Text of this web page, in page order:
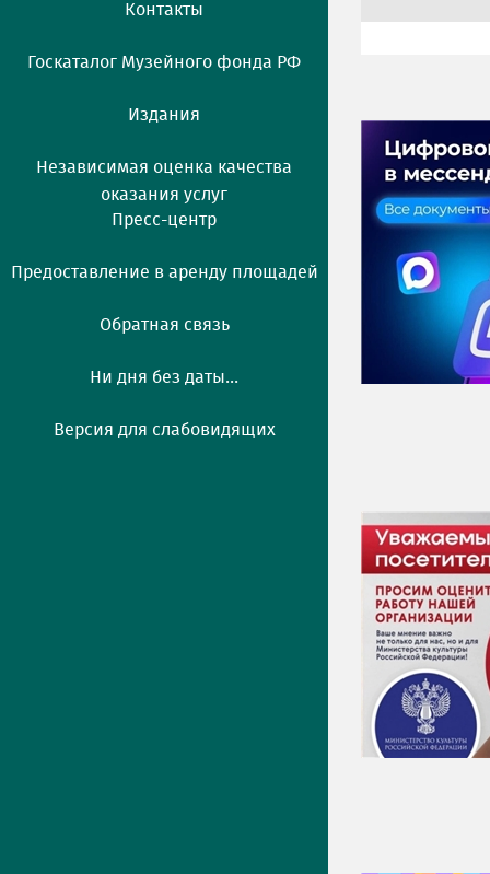
Контакты
Госкаталог Музейного фонда РФ
Издания
Независимая оценка качества
оказания услуг
Пресс-центр
Предоставление в аренду площадей
Обратная связь
Ни дня без даты...
Версия для слабовидящих